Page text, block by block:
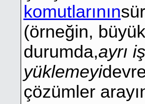
komutlarının
(örneğin,
durumda,ayrı
yüklemeyi
çözümler